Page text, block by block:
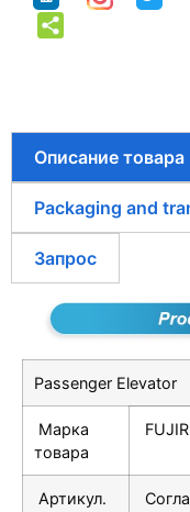
Описание товара
Packaging and
Запрос
Passenger Elevator
Марка
товара
Артикул.